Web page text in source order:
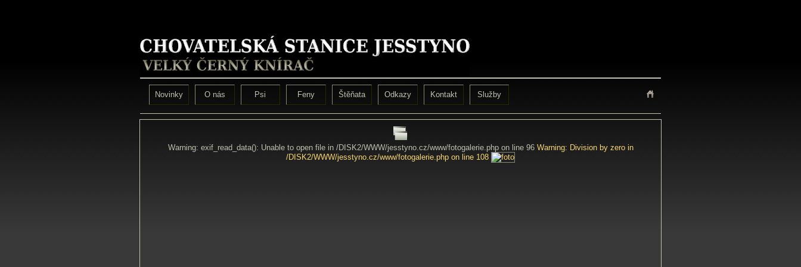
Novinky O nás Psi Feny Štěňata Odkazy Kontakt Služby
Warning: exif_read_data(): Unable to open file in /DISK2/WWW/jesstyno.cz/www/fotogalerie.php on line 96 Warning: Division by zero in
/DISK2/WWW/jesstyno.cz/www/fotogalerie.php on line 108